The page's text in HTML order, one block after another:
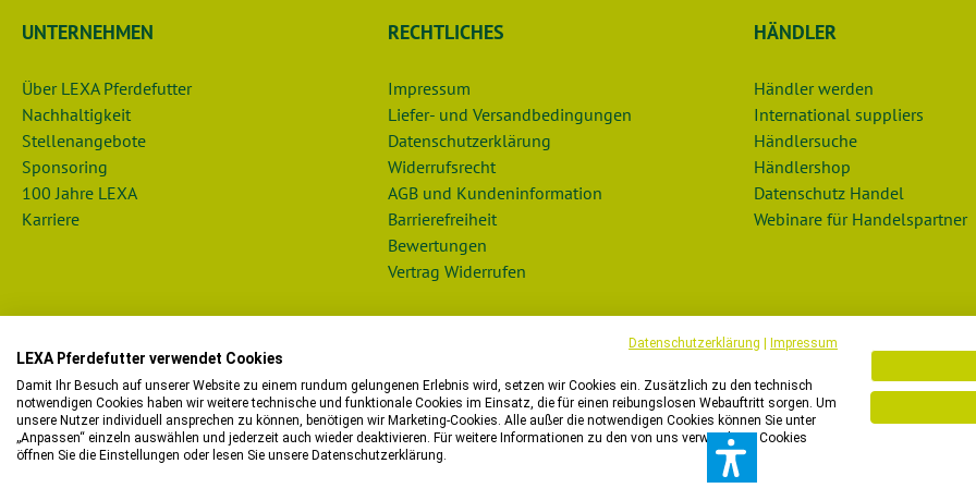
UNTERNEHMEN
Über LEXA Pferdefutter
Nachhaltigkeit
Stellenangebote
Sponsoring
100 Jahre LEXA
Karriere
RECHTLICHES
Impressum
Liefer- und Versandbedingungen
Datenschutzerklärung
Widerrufsrecht
AGB und Kundeninformation
Barrierefreiheit
Bewertungen
Vertrag Widerrufen
HÄNDLER
Händler werden
International suppliers
Händlersuche
Händlershop
Datenschutz Handel
Webinare für Handelspartner
Bitte beachten Sie, dass wir in unserem Onlineshop nur Bestellungen mit einer Lieferadresse in der
Sie möchten in ein anderes Land liefern lassen? Dann freuen wir uns sehr auf
Datenschutzerklärung Impressum
LEXA Pferdefutter verwendet Cookies
Damit Ihr Besuch auf unserer Website zu einem rundum gelungenen Erlebnis wird, setzen wir Cookies ein. Zusätzlich zu den technisch
notwendigen Cookies haben wir weitere technische und funktionale Cookies im Einsatz, die für einen reibungslosen Webauftritt sorgen. Um
unsere Nutzer individuell ansprechen zu können, benötigen wir Marketing-Cookies. Alle außer die notwendigen Cookies können Sie unter
„Anpassen“ einzeln auswählen und jederzeit auch wieder deaktivieren. Für weitere Informationen zu den von uns verwendeten Cookies
öffnen Sie die Einstellungen oder lesen Sie unsere Datenschutzerklärung.